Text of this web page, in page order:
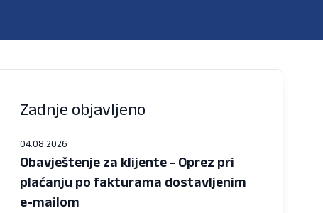
Zadnje objavljeno
04.08.2026
Obavještenje za klijente - Oprez pri
plaćanju po fakturama dostavljenim
e-mailom